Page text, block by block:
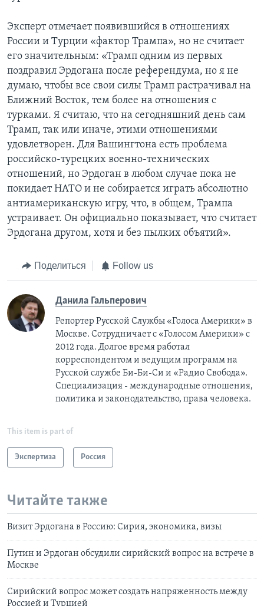
Эксперт отмечает появившийся в отношениях
России и Турции «фактор Трампа», но не считает
его значительным: «Трамп одним из первых
поздравил Эрдогана после референдума, но я не
думаю, чтобы все свои силы Трамп растрачивал на
Ближний Восток, тем более на отношения с
турками. Я считаю, что на сегодняшний день сам
Трамп, так или иначе, этими отношениями
удовлетворен. Для Вашингтона есть проблема
российско-турецких военно-технических
отношений, но Эрдоган в любом случае пока не
покидает НАТО и не собирается играть абсолютно
антиамериканскую игру, что, в общем, Трампа
устраивает. Он официально показывает, что считает
Эрдогана другом, хотя и без пылких объятий».
Поделиться Follow us
Данила Гальперович
Репортер Русской Службы «Голоса Америки» в
Москве. Сотрудничает с «Голосом Америки» с
2012 года. Долгое время работал
корреспондентом и ведущим программ на
Русской службе Би-Би-Си и «Радио Свобода».
Специализация - международные отношения,
политика и законодательство, права человека.
This item is part of
Экспертиза Россия
Читайте также
Визит Эрдогана в Россию: Сирия, экономика, визы
Путин и Эрдоган обсудили сирийский вопрос на встрече в
Москве
Сирийский вопрос может создать напряженность между
Россией и Турцией